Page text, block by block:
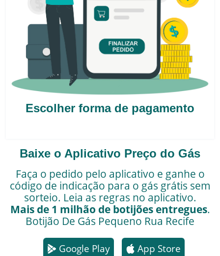
Escolher forma de pagamento
Baixe o Aplicativo Preço do Gás
Faça o pedido pelo aplicativo e ganhe o
código de indicação para o gás grátis sem
sorteio. Leia as regras no aplicativo.
Mais de 1 milhão de botijões entregues.
Botijão De Gás Pequeno Rua Recife
Google Play App Store